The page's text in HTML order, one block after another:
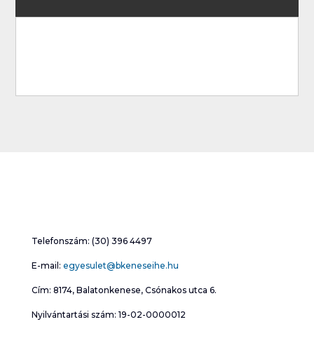
Telefonszám: (30) 396 4497
E-mail: egyesulet@bkeneseihe.hu
Cím: 8174, Balatonkenese, Csónakos utca 6.
Nyilvántartási szám: 19-02-0000012